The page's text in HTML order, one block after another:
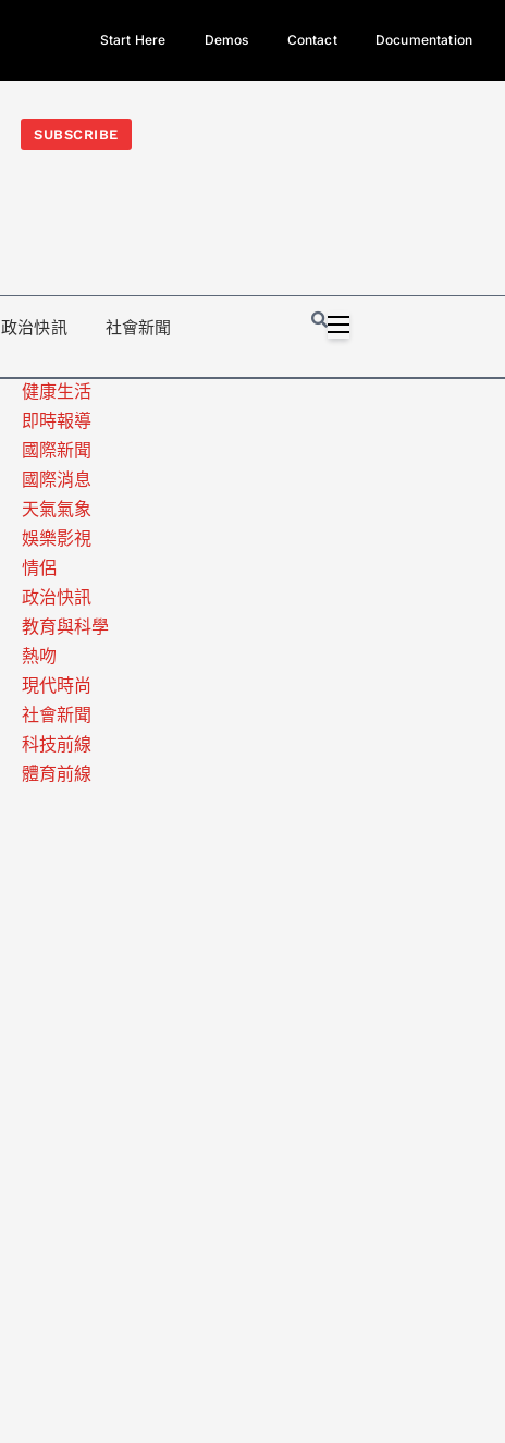
今日熱門新聞TOP3｜西拉雅族正式成第17個原住民族、立院電競
光電場回
Start Here Demos Contact Documentation
SUBSCRIBE
政治快訊 社會新聞
健康生活
即時報導
國際新聞
國際消息
天氣氣象
娛樂影視
情侶
政治快訊
教育與科學
熱吻
現代時尚
社會新聞
科技前線
體育前線